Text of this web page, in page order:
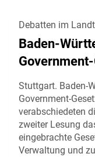
Debatten im
Baden-
Stuttgart. Baden-
Government-
verabschiedeten
zweiter Lesung
eingebrachte
Verwaltung und